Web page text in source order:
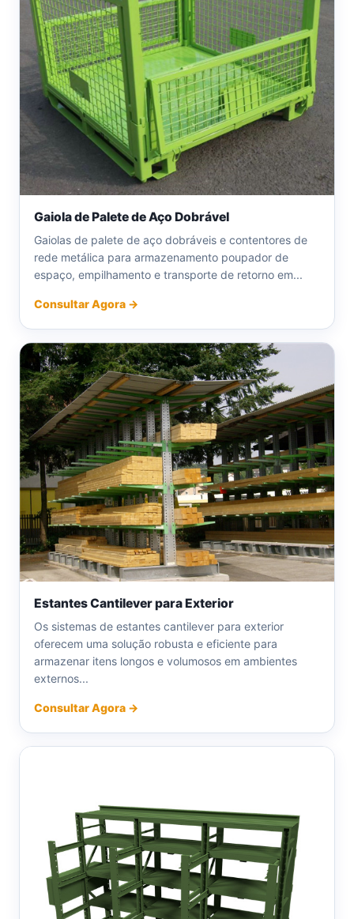
Gaiola de Palete de Aço Dobrável
Gaiolas de palete de aço dobráveis e contentores de
rede metálica para armazenamento poupador de
espaço, empilhamento e transporte de retorno em...
Consultar Agora →
Estantes Cantilever para Exterior
Os sistemas de estantes cantilever para exterior
oferecem uma solução robusta e eficiente para
armazenar itens longos e volumosos em ambientes
externos...
Consultar Agora →